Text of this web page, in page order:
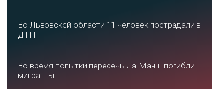
Во Львовской области 11 человек пострадали в
ДТП
Во время попытки пересечь Ла-Манш погибли
мигранты